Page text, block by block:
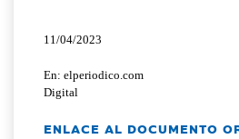
11/04/2023
En: elperiodico.com
Digital
ENLACE AL DOCUMENTO